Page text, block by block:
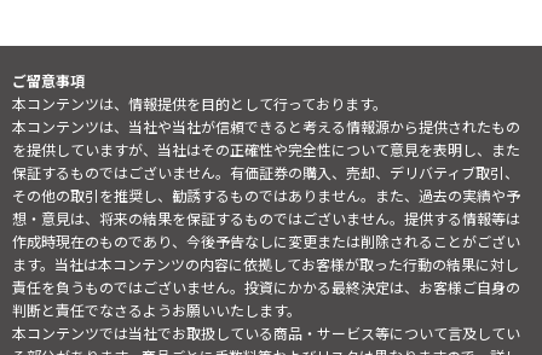
ご留意事項
本コンテンツは、情報提供を目的として行っております。
本コンテンツは、当社や当社が信頼できると考える情報源から提供されたもの
を提供していますが、当社はその正確性や完全性について意見を表明し、また
保証するものではございません。有価証券の購入、売却、デリバティブ取引、
その他の取引を推奨し、勧誘するものではありません。また、過去の実績や予
想・意見は、将来の結果を保証するものではございません。提供する情報等は
作成時現在のものであり、今後予告なしに変更または削除されることがござい
ます。当社は本コンテンツの内容に依拠してお客様が取った行動の結果に対し
責任を負うものではございません。投資にかかる最終決定は、お客様ご自身の
判断と責任でなさるようお願いいたします。
本コンテンツでは当社でお取扱している商品・サービス等について言及してい